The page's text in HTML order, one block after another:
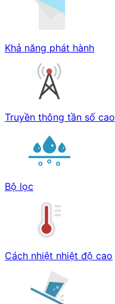
Khả năng phát hành
Truyền thông tần số cao
Bộ lọc
Cách nhiệt nhiệt độ cao